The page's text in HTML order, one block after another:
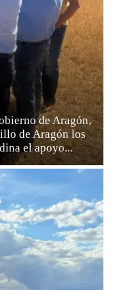
de Aragón,
de Aragón los
el apoyo...